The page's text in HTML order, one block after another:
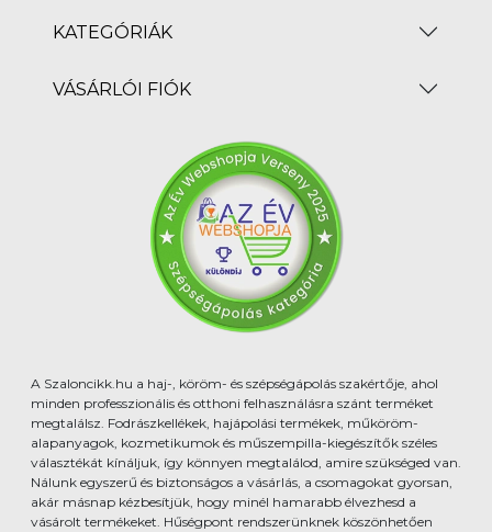
KATEGÓRIÁK
VÁSÁRLÓI FIÓK
A Szaloncikk.hu a haj-, köröm- és szépségápolás szakértője, ahol
minden professzionális és otthoni felhasználásra szánt terméket
megtalálsz. Fodrászkellékek, hajápolási termékek, műköröm-
alapanyagok, kozmetikumok és műszempilla-kiegészítők széles
választékát kínáljuk, így könnyen megtalálod, amire szükséged van.
Nálunk egyszerű és biztonságos a vásárlás, a csomagokat gyorsan,
akár másnap kézbesítjük, hogy minél hamarabb élvezhesd a
vásárolt termékeket. Hűségpont rendszerünknek köszönhetően